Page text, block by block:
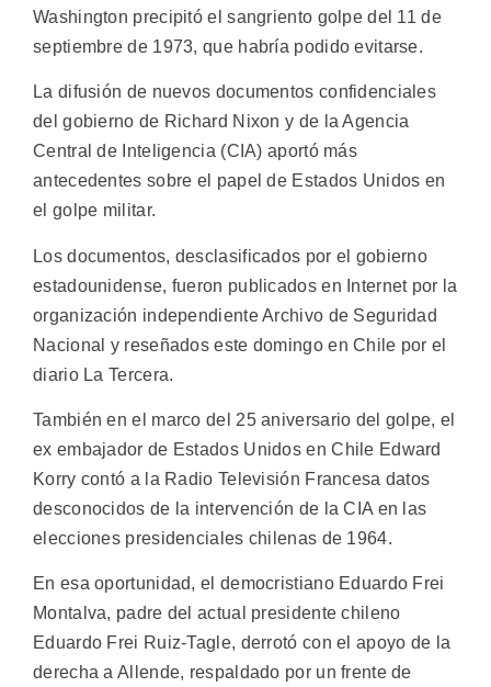
Washington precipitó el sangriento golpe del 11 de
septiembre de 1973, que habría podido evitarse.
La difusión de nuevos documentos confidenciales
del gobierno de Richard Nixon y de la Agencia
Central de Inteligencia (CIA) aportó más
antecedentes sobre el papel de Estados Unidos en
el golpe militar.
Los documentos, desclasificados por el gobierno
estadounidense, fueron publicados en Internet por la
organización independiente Archivo de Seguridad
Nacional y reseñados este domingo en Chile por el
diario La Tercera.
También en el marco del 25 aniversario del golpe, el
ex embajador de Estados Unidos en Chile Edward
Korry contó a la Radio Televisión Francesa datos
desconocidos de la intervención de la CIA en las
elecciones presidenciales chilenas de 1964.
En esa oportunidad, el democristiano Eduardo Frei
Montalva, padre del actual presidente chileno
Eduardo Frei Ruiz-Tagle, derrotó con el apoyo de la
derecha a Allende, respaldado por un frente de